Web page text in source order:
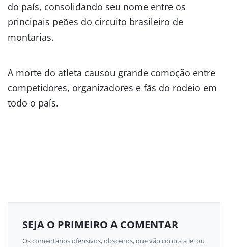
do país, consolidando seu nome entre os
principais peões do circuito brasileiro de
montarias.
A morte do atleta causou grande comoção entre
competidores, organizadores e fãs do rodeio em
todo o país.
SEJA O PRIMEIRO A COMENTAR
Os comentários ofensivos, obscenos, que vão contra a lei ou